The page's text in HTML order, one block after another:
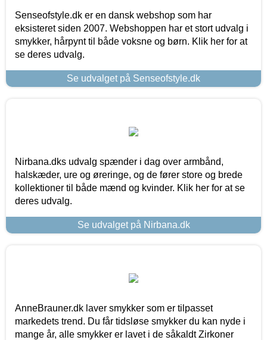
Senseofstyle.dk er en dansk webshop som har
eksisteret siden 2007. Webshoppen har et stort udvalg i
smykker, hårpynt til både voksne og børn. Klik her for at
se deres udvalg.
Se udvalget på Senseofstyle.dk
Nirbana.dks udvalg spænder i dag over armbånd,
halskæder, ure og øreringe, og de fører store og brede
kollektioner til både mænd og kvinder. Klik her for at se
deres udvalg.
Se udvalget på Nirbana.dk
AnneBrauner.dk laver smykker som er tilpasset
markedets trend. Du får tidsløse smykker du kan nyde i
mange år, alle smykker er lavet i de såkaldt Zirkoner